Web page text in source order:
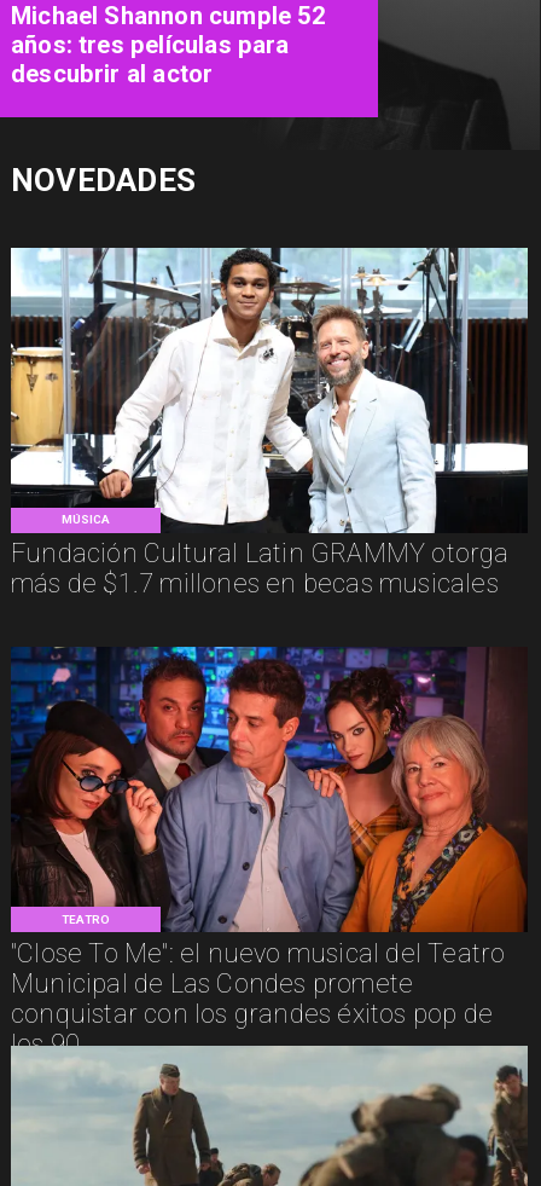
MÚSICA
Fundación Cultural Latin GRAMMY otorga
más de $1.7 millones en becas musicales
TEATRO
"Close To Me": el nuevo musical del Teatro
Municipal de Las Condes promete
conquistar con los grandes éxitos pop de
los 90
Michael Shannon cumple 52
años: tres películas para
descubrir al actor
NOVEDADES